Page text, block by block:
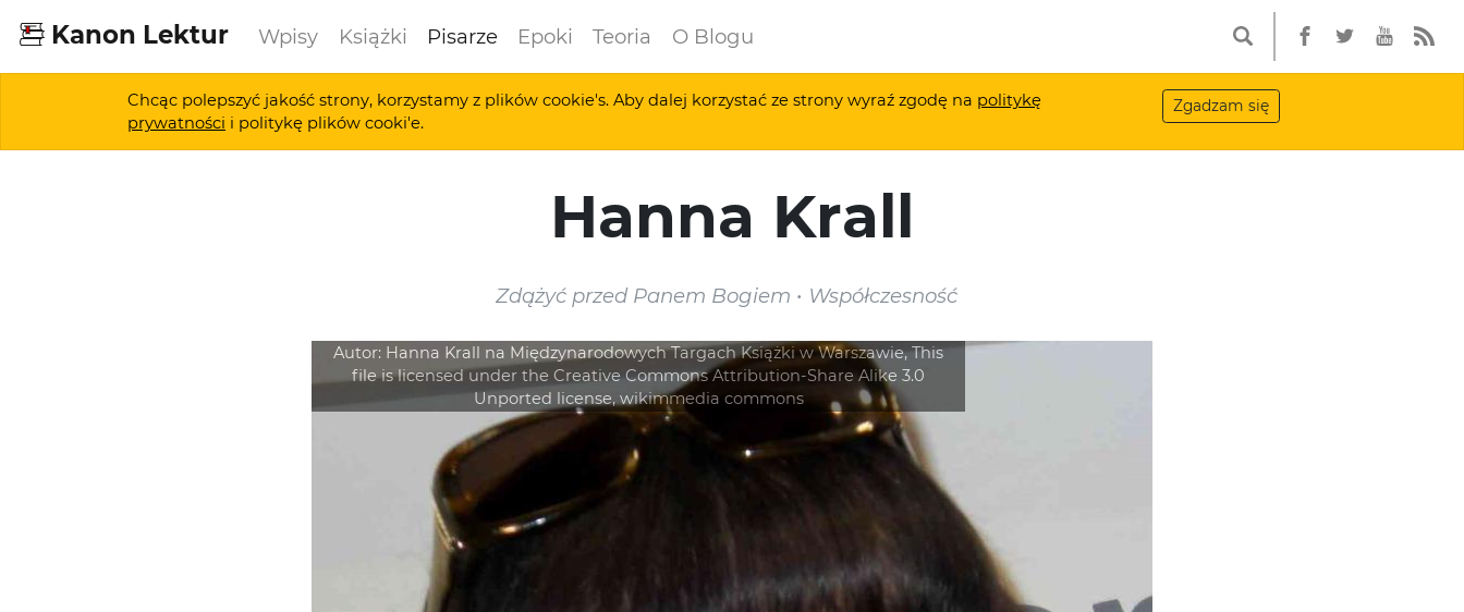
Kanon Lektur Wpisy Książki Pisarze Epoki Teoria O Blogu
Chcąc polepszyć jakość strony, korzystamy z plików cookie's. Aby dalej korzystać ze strony wyraź zgodę na politykę
prywatności i politykę plików cooki'e.
Zgadzam się
Hanna Krall
Zdążyć przed Panem Bogiem Współczesność
Autor: Hanna Krall na Międzynarodowych Targach Książki w Warszawie, This
file is licensed under the Creative Commons Attribution-Share Alike 3.0
Unported license, wikimmedia commons